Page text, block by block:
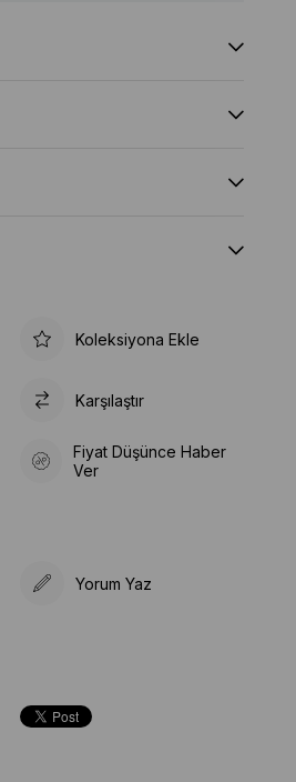
Koleksiyona Ekle
Karşılaştır
Fiyat Düşünce Haber
Ver
Yorum Yaz